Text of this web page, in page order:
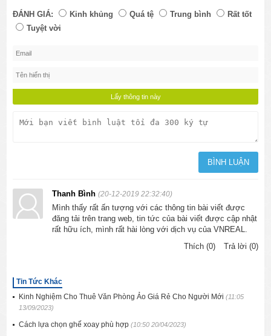
ĐÁNH GIÁ: Kinh khủng Quá tệ Trung bình
Rất tốt
Tuyệt vời
Thanh Bình(20-12-2019 22:32:40)
Mình thấy rất ấn tượng với các thông tin bài viết được
đăng tải trên trang web, tin tức của bài viết được cập nhật
rất hữu ích, mình rất hài lòng với dịch vụ của VNREAL.
Thích (0)
Trả lời (0)
Tin Tức Khác
Kinh Nghiệm Cho Thuê Văn Phòng Ảo Giá Rẻ Cho Người Mới(11:05
13/09/2023)
Cách lựa chọn ghế xoay phù hợp(10:50 20/04/2023)